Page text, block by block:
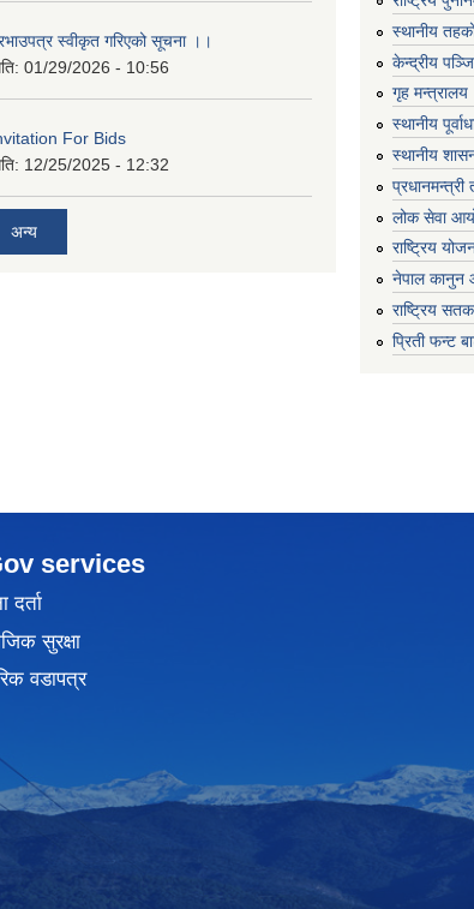
स्वीकृत गरिएको सूचना ।।
01/29/2026 - 10:56
For Bids
12/25/2025 - 12:32
अन्य
स्थानीय
केन्द्रीय
गृह मन्त्रालय
स्थानीय
स्थानीय
प्रधानमन्त्री
लोक सेवा
राष्ट्रिय
नेपाल कानुन
राष्ट्रिय
प्रिती फन्ट
services
दर्ता
सुरक्षा
वडापत्र